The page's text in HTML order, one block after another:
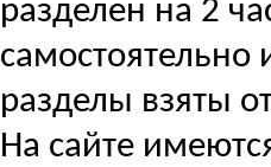
разделен на 2
самостоятельно
разделы взяты
На сайте